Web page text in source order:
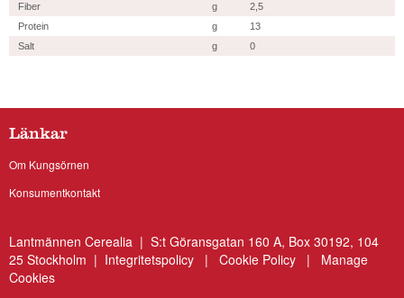
Fiber
g
2,5
Protein
g
13
Salt
g 0
Länkar
Om Kungsörnen
Konsumentkontakt
Lantmännen Cerealia | S:t Göransgatan 160 A, Box 30192, 104
25 Stockholm | Integritetspolicy | Cookie Policy | Manage
Cookies